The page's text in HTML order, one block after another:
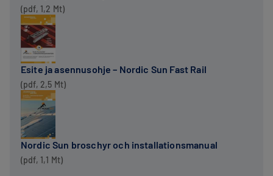
(pdf, 1,2 Mt)
Esite ja asennusohje – Nordic Sun Fast Rail
(pdf, 2,5 Mt)
Nordic Sun broschyr och installationsmanual
(pdf, 1,1 Mt)